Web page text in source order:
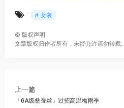
# 女装
© 版权声明
文章版权归作者所有，未经允许请勿转载。
上一篇
「6A级桑蚕丝」过招高温梅雨季